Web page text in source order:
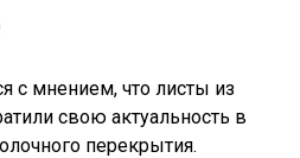
с мнением, что листы из
свою актуальность в
перекрытия.